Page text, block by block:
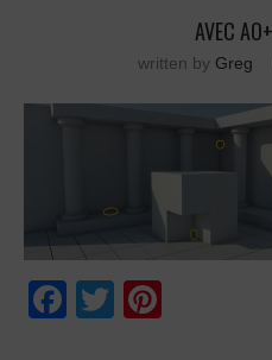
AVEC
written by Greg
Facebook
Twitter